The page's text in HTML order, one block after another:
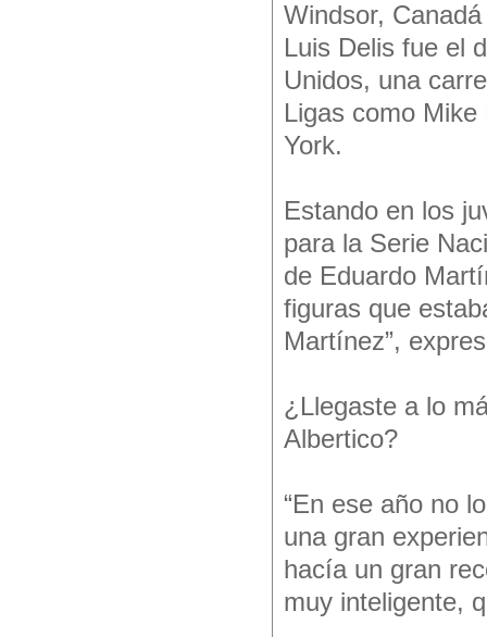
Windsor,
Luis Delis fue el
Unidos, una
Ligas como
York.
Estando en los
para la Serie
de Eduardo
figuras que
Martínez”,
¿Llegaste a lo
Albertico?
“En ese año no
una gran
hacía un gran
muy inteligente,